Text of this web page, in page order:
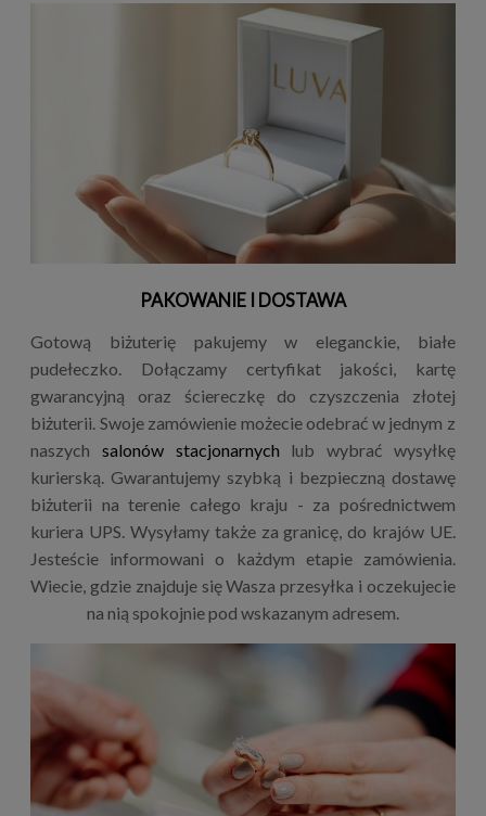
PAKOWANIE I DOSTAWA
Gotową biżuterię pakujemy w eleganckie, białe
pudełeczko. Dołączamy certyfikat jakości, kartę
gwarancyjną oraz ściereczkę do czyszczenia złotej
biżuterii. Swoje zamówienie możecie odebrać w jednym z
naszych salonów stacjonarnych lub wybrać wysyłkę
kurierską. Gwarantujemy szybką i bezpieczną dostawę
biżuterii na terenie całego kraju - za pośrednictwem
kuriera UPS. Wysyłamy także za granicę, do krajów UE.
Jesteście informowani o każdym etapie zamówienia.
Wiecie, gdzie znajduje się Wasza przesyłka i oczekujecie
na nią spokojnie pod wskazanym adresem.